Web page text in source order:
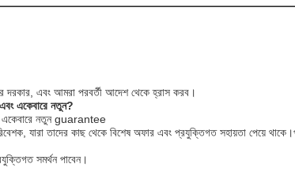
দরকার, এবং আমরা পরবর্তী আদেশ থেকে হ্রাস করব।
একেবারে নতুন?
একেবারে নতুন guarantee
যারা তাদের কাছ থেকে বিশেষ অফার এবং প্রযুক্তিগত সহায়তা পেয়ে
সমর্থন পাবেন।